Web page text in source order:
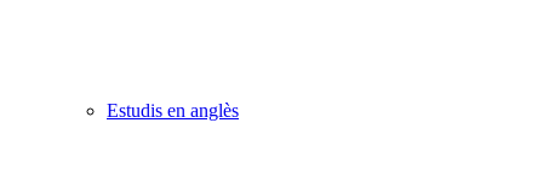
Estudis en anglès